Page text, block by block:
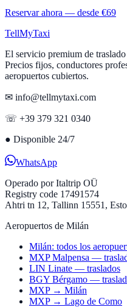
Reservar ahora — desde €69
TellMyTaxi
El servicio premium de
Precios fijos, conductores
aeropuertos cubiertos.
✉ info@tellmytaxi.com
☏ +39 379 321 0340
● Disponible 24/7
WhatsApp
Operado porItaltrip OÜ
Registry code 17491574
Ahtri tn 12, Tallinn 15551,
Aeropuertos de Milán
Milán: todos los
MXP Malpensa —
LIN Linate — traslados
BGY Bérgamo —
MXP → Milán
MXP → Lago de Como